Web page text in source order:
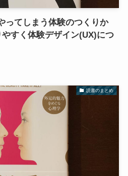
ってしまう体験のつくりか
すく体験デザイン(UX)につ
読書のまとめ